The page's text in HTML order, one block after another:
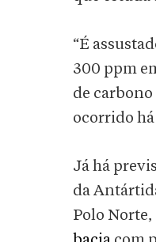
“É
300 ppm
de
ocorrido
Já há
da
Polo Norte,